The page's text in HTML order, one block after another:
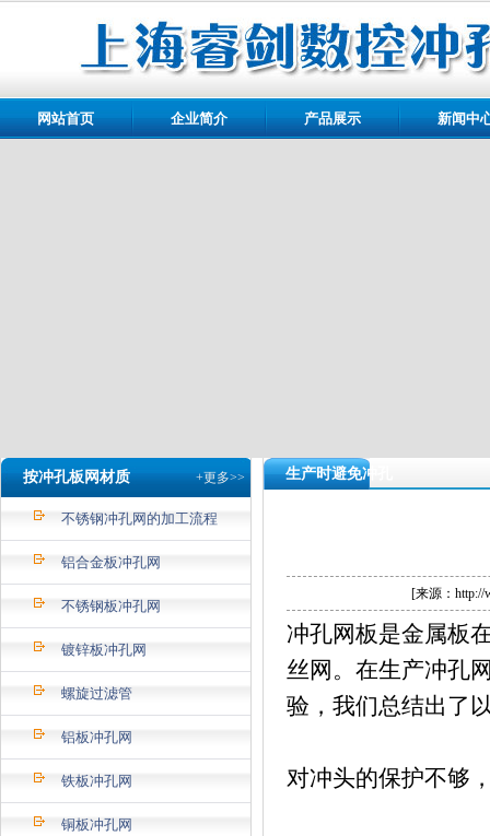
网站首页 企业简介 产品展示 新闻中
按冲孔板网材质 +更多>>
不锈钢冲孔网的加工流程
铝合金板冲孔网
不锈钢板冲孔网
镀锌板冲孔网
螺旋过滤管
铝板冲孔网
铁板冲孔网
铜板冲孔网
生产时避免冲孔
[来源：http://
冲孔网板是金属板
丝网。在生产冲孔
验，我们总结出了
对冲头的保护不够